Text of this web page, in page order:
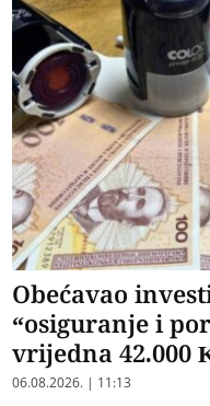
Obećavao
“osiguranje i
vrijedna 42.000
06.08.2026. | 11:13